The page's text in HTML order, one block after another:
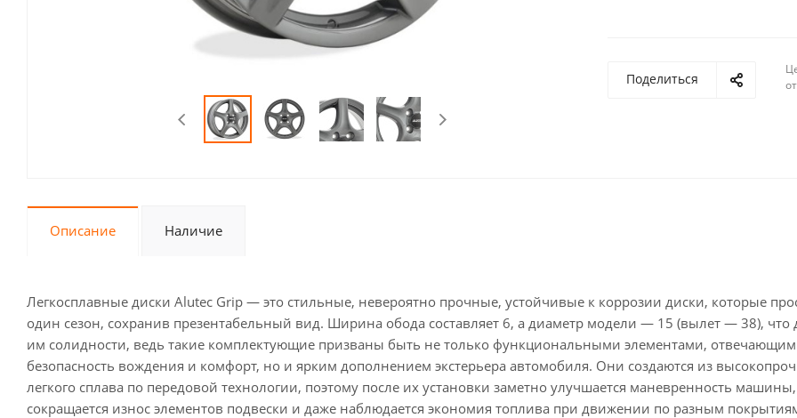
Поделиться
Описание Наличие
Легкосплавные диски Alutec Grip — это стильные, невероятно прочные, устойчивые к коррозии диски, которые
один сезон, сохранив презентабельный вид. Ширина обода составляет 6, а диаметр модели — 15 (вылет — 38), что
им солидности, ведь такие комплектующие призваны быть не только функциональными элементами,
безопасность вождения и комфорт, но и ярким дополнением экстерьера автомобиля. Они создаются из
легкого сплава по передовой технологии, поэтому после их установки заметно улучшается маневренность машины,
сокращается износ элементов подвески и даже наблюдается экономия топлива при движении по разным